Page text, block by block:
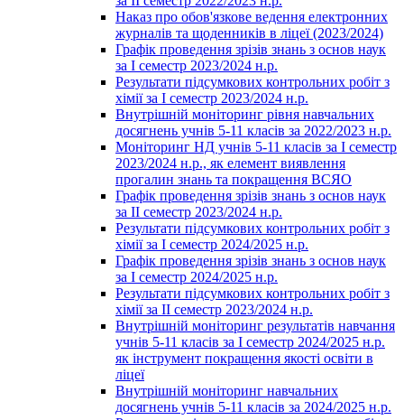
Наказ про обов'язкове ведення електронних
журналів та щоденників в ліцеї (2023/2024)
Графік проведення зрізів знань з основ наук
за І семестр 2023/2024 н.р.
Результати підсумкових контрольних робіт з
хімії за І семестр 2023/2024 н.р.
Внутрішній моніторинг рівня навчальних
досягнень учнів 5-11 класів за 2022/2023 н.р.
Моніторинг НД учнів 5-11 класів за І семестр
2023/2024 н.р., як елемент виявлення
прогалин знань та покращення ВСЯО
Графік проведення зрізів знань з основ наук
за ІІ семестр 2023/2024 н.р.
Результати підсумкових контрольних робіт з
хімії за І семестр 2024/2025 н.р.
Графік проведення зрізів знань з основ наук
за І семестр 2024/2025 н.р.
Результати підсумкових контрольних робіт з
хімії за ІІ семестр 2023/2024 н.р.
Внутрішній моніторинг результатів навчання
учнів 5-11 класів за І семестр 2024/2025 н.р.
як інструмент покращення якості освіти в
ліцеї
Внутрішній моніторинг навчальних
досягнень учнів 5-11 класів за 2024/2025 н.р.